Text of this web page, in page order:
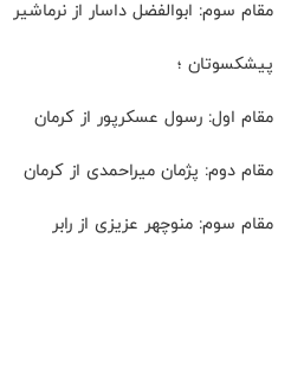
مقام سوم: ابوالفضل داسار از نرماشیر
پیشکسوتان ؛
مقام اول: رسول عسکرپور از کرمان
مقام دوم: پژمان میراحمدی از کرمان
مقام سوم: منوچهر عزیزی از رابر